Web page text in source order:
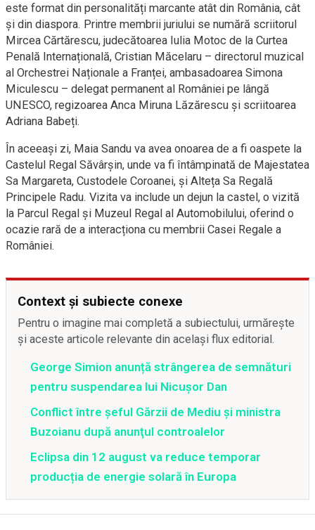
este format din personalități marcante atât din România, cât
și din diaspora. Printre membrii juriului se numără scriitorul
Mircea Cărtărescu, judecătoarea Iulia Motoc de la Curtea
Penală Internațională, Cristian Măcelaru – directorul muzical
al Orchestrei Naționale a Franței, ambasadoarea Simona
Miculescu – delegat permanent al României pe lângă
UNESCO, regizoarea Anca Miruna Lăzărescu și scriitoarea
Adriana Babeți.
În aceeași zi, Maia Sandu va avea onoarea de a fi oaspete la
Castelul Regal Săvârșin, unde va fi întâmpinată de Majestatea
Sa Margareta, Custodele Coroanei, și Alteța Sa Regală
Principele Radu. Vizita va include un dejun la castel, o vizită
la Parcul Regal și Muzeul Regal al Automobilului, oferind o
ocazie rară de a interacționa cu membrii Casei Regale a
României.
Context și subiecte conexe
Pentru o imagine mai completă a subiectului, urmărește
și aceste articole relevante din același flux editorial.
George Simion anunță strângerea de semnături
pentru suspendarea lui Nicușor Dan
Conflict între şeful Gărzii de Mediu şi ministra
Buzoianu după anunţul controalelor
Eclipsa din 12 august va reduce temporar
producția de energie solară în Europa